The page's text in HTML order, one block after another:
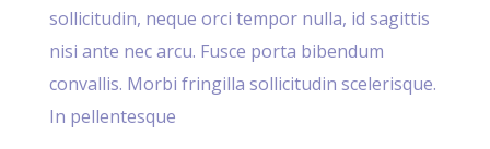
sollicitudin, neque orci tempor nulla, id sagittis
nisi ante nec arcu. Fusce porta bibendum
convallis. Morbi fringilla sollicitudin scelerisque.
In pellentesque